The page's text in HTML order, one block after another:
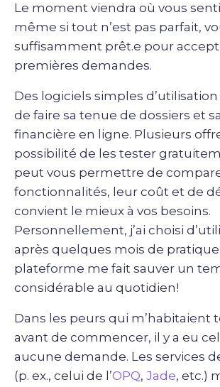
Le moment viendra où vous
même si tout n’est pas parfait,
suffisamment prêt.e pour
premières demandes.
Des logiciels simples
de faire sa tenue de dossiers et
financière en ligne. Plusieurs
possibilité de les tester
peut vous permettre de
fonctionnalités, leur coût et de
convient le mieux à vos besoins.
Personnellement, j’ai choisi
après quelques mois de pratique
plateforme me fait sauver un
considérable au quotidien!
Dans les peurs qui m’habitaient
avant de commencer, il y a eu
aucune demande. Les services
(p. ex., celui de l’OPQ, Jade, etc.)